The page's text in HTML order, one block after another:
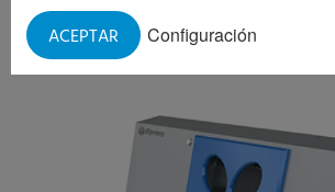
Configuración
ACEPTAR LAVABOS DOBLES